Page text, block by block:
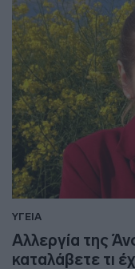
ΥΓΕΙΑ
Αλλεργία της
καταλάβετε τι